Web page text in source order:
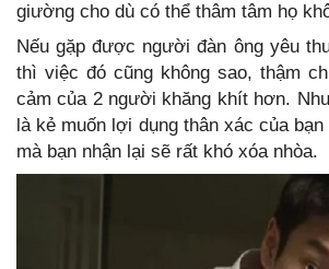
giường cho dù có thể thâm tâm họ
Nếu gặp được người đàn ông yêu
thì việc đó cũng không sao, thậm
cảm của 2 người khăng khít hơn.
là kẻ muốn lợi dụng thân xác của
mà bạn nhận lại sẽ rất khó xóa nhòa.